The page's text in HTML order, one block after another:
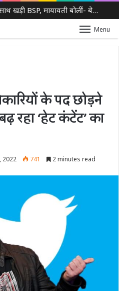
उमाशंकर सिंह के परिवार के साथ खड़ी BSP, मायावती बोलीं- बेटे को देंगे आगे बढ़ने का मौका
Menu
के पद छोड़ने
रहा ‘हेट कंटेंट’ का
2022 741 2 minutes read